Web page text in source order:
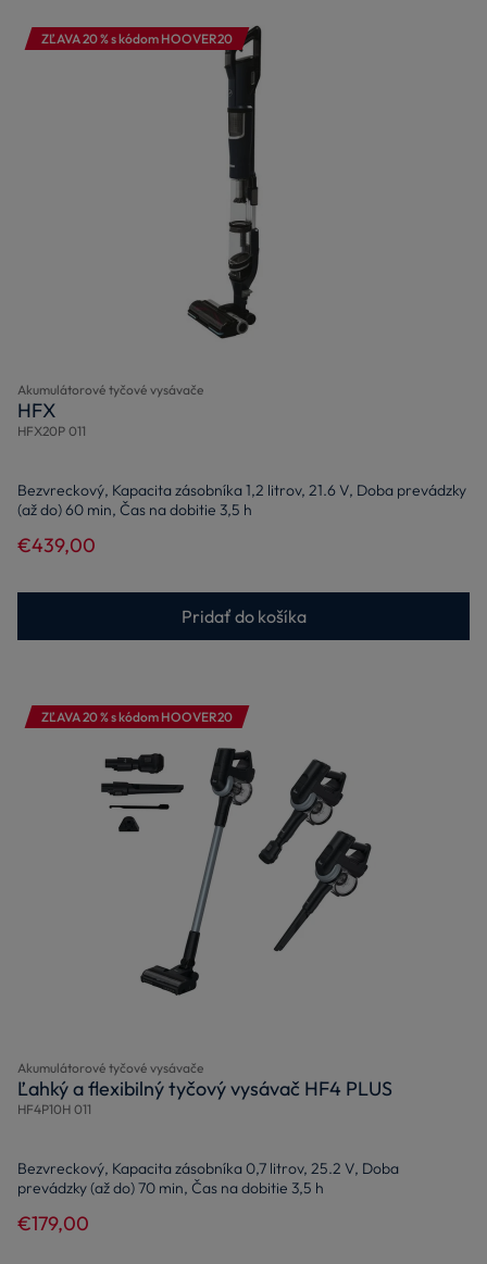
ZĽAVA 20 % s kódom HOOVER20
Akumulátorové tyčové vysávače
HFX
HFX20P 011
Bezvreckový, Kapacita zásobníka 1,2 litrov, 21.6 V, Doba prevádzky
(až do) 60 min, Čas na dobitie 3,5 h
€439,00
Pridať do košíka
ZĽAVA 20 % s kódom HOOVER20
Akumulátorové tyčové vysávače
Ľahký a flexibilný tyčový vysávač HF4 PLUS
HF4P10H 011
Bezvreckový, Kapacita zásobníka 0,7 litrov, 25.2 V, Doba
prevádzky (až do) 70 min, Čas na dobitie 3,5 h
€179,00